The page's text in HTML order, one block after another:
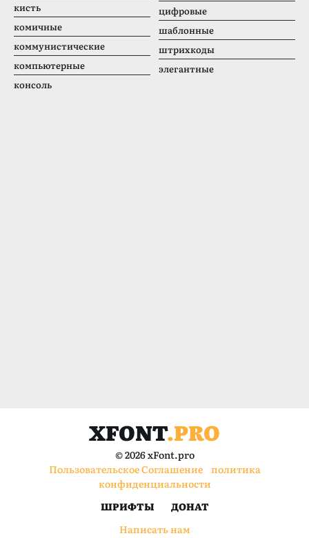
кисть
комичные
коммунистические
компьютерные
консоль
цифровые
шаблонные
штрихкоды
элегантные
XFONT.PRO
© 2026 xFont.pro
Пользовательское Соглашение
политика
конфиденциальности
ШРИФТЫ
ДОНАТ
Написать нам